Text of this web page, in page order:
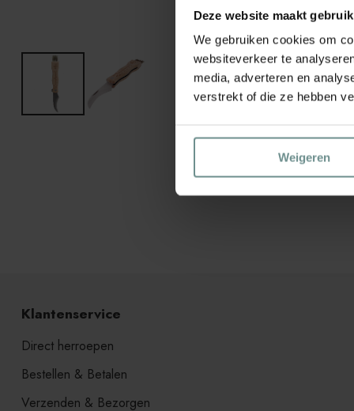
Deze website maakt
We gebruiken cookies om
websiteverkeer te
media, adverteren en
verstrekt of die ze hebben
Weigeren
Klantenservice
Direct herroepen
Bestellen & Betalen
Verzenden & Bezorgen